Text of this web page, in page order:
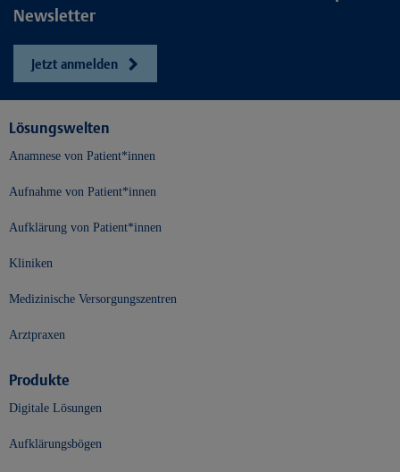
Newsletter
Jetzt anmelden
Lösungswelten
Anamnese von Patient*innen
Aufnahme von Patient*innen
Aufklärung von Patient*innen
Kliniken
Medizinische Versorgungszentren
Arztpraxen
Produkte
Digitale Lösungen
Aufklärungsbögen